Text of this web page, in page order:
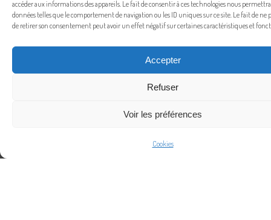
accéder aux informations des appareils. Le fait de consentir à ces technologies nous
données telles que le comportement de navigation ou les ID uniques sur ce site. Le fait de ne
de retirer son consentement peut avoir un effet négatif sur certaines caractéristiques et
Accepter
Refuser
Voir les préférences
Cookies